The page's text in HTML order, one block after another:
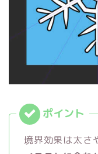
境界効果は太さ